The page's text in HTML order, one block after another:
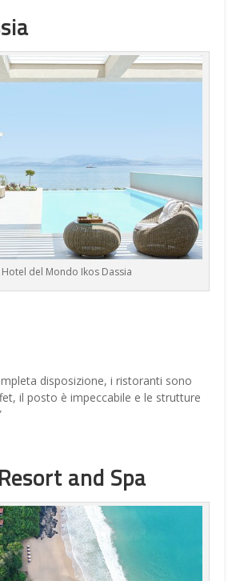
del Mondo Ikos Dassia
disposizione, i ristoranti sono
il posto è impeccabile e le strutture
and Spa